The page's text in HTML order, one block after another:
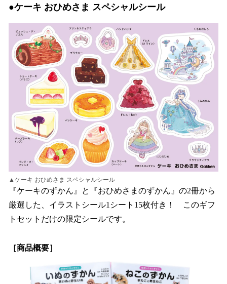
●ケーキ おひめさま スペシャルシール
▲ケーキ おひめさま スペシャルシール
『ケーキのずかん』と『おひめさまのずかん』の2冊から
厳選した、イラストシール1シート15枚付き！ このギフ
トセットだけの限定シールです。
［商品概要］